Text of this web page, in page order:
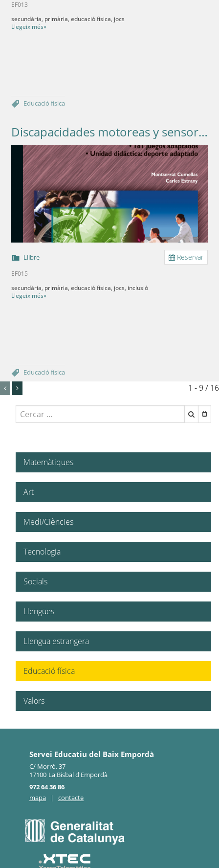
EF013
secundària, primària, educació física, jocs
Llegeix més»
Educació física
Discapacidades motoreas y sensoriales en primaria. La inclusión del alumnado en Educación Física
Reservar
Llibre
EF015
secundària, primària, educació física, jocs, inclusió
Llegeix més»
Educació física
1 - 9 / 16
Matemàtiques
Art
Medi/Ciències
Tecnologia
Socials
Llengües
Llengua estrangera
Educació física
Valors
Servei Educatiu del Baix Empordà
C/ Morró, 37
17100 La Bisbal d'Empordà
972 64 36 86
mapa
| contacte